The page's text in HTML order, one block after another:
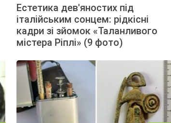
Естетика дев'яностих під
італійським сонцем: рідкісні
кадри зі зйомок «Таланливого
містера Ріплі» (9 фото)